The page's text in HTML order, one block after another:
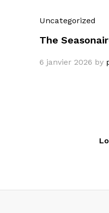
Uncategorized
The
6 janvier 2026 by